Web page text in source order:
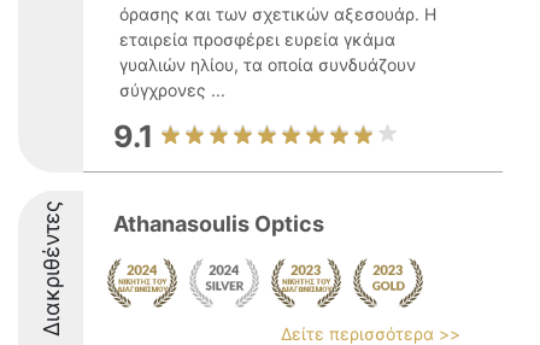
όρασης και των σχετικών αξεσουάρ. Η
εταιρεία προσφέρει ευρεία γκάμα
γυαλιών ηλίου, τα οποία συνδυάζουν
σύγχρονες ...
9.1
Διακριθέντες Athanasoulis Optics
Δείτε περισσότερα >>